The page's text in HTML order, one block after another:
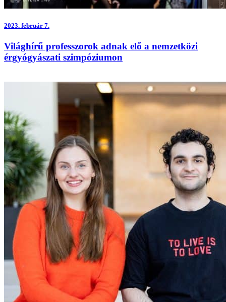
2023. február 7.
Világhírű professzorok adnak elő a nemzetközi
érgyógyászati szimpóziumon